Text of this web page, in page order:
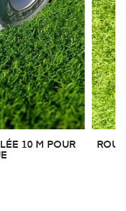
10 M POUR